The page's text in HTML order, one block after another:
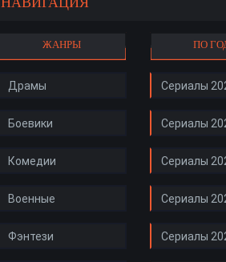
ЖАНРЫ
Драмы
Боевики
Комедии
Военные
Фэнтези
ПО
Сериалы
Сериалы
Сериалы
Сериалы
Сериалы